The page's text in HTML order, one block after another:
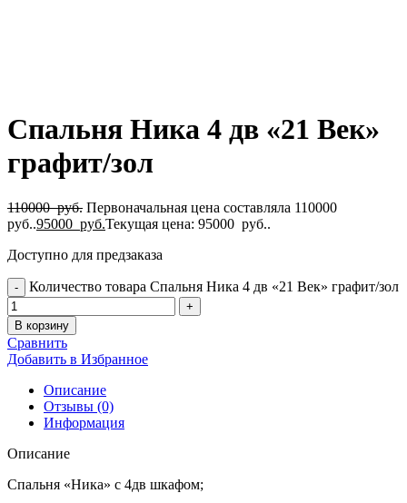
Спальня Ника 4 дв «21 Век»
графит/зол
110000руб. Первоначальная цена составляла 110000
руб..95000 руб.Текущая цена: 95000 руб..
Доступно для предзаказа
Количество товара Спальня Ника 4 дв «21 Век» графит/зол
В корзину
Сравнить
Добавить в Избранное
Описание
Отзывы (0)
Информация
Описание
Спальня «Ника» с 4дв шкафом;